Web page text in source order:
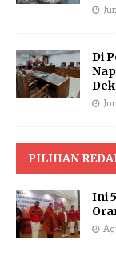
Di
PILIHAN
Ini